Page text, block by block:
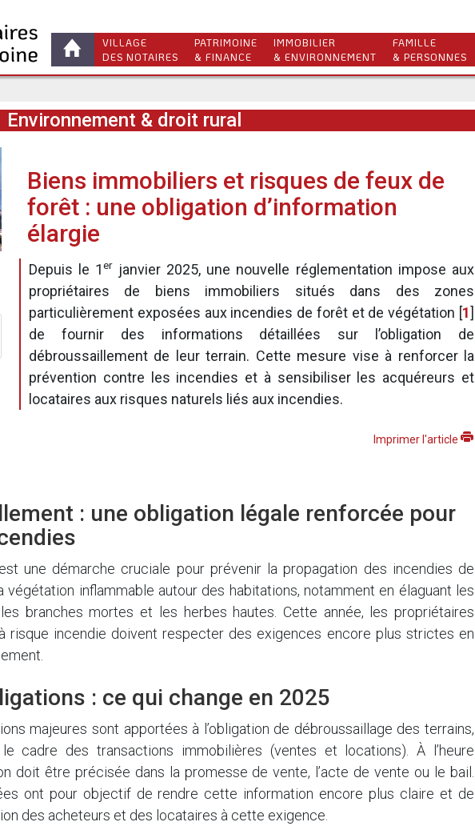
VILLAGE
DES NOTAIRES
PATRIMOINE
& FINANCE
IMMOBILIER
& ENVIRONNEMENT
FAMILLE
& PERSONNES
Environnement & droit rural
Biens immobiliers et risques de feux de
forêt : une obligation d’information
élargie
Depuis le 1erjanvier 2025, une nouvelle réglementation impose aux
propriétaires de biens immobiliers situés dans des zones
particulièrement exposées aux incendies de forêt et de végétation [1]
de fournir des informations détaillées sur l’obligation de
débroussaillement de leur terrain. Cette mesure vise à renforcer la
prévention contre les incendies et à sensibiliser les acquéreurs et
locataires aux risques naturels liés aux incendies.
Imprimer l'article
: une obligation légale renforcée pour
une démarche cruciale pour prévenir la propagation des incendies de
inflammable autour des habitations, notamment en élaguant les
branches mortes et les herbes hautes. Cette année, les propriétaires
risque incendie doivent respecter des exigences encore plus strictes en
: ce qui change en 2025
majeures sont apportées à l’obligation de débroussaillage des terrains,
cadre des transactions immobilières (ventes et locations). À l’heure
doit être précisée dans la promesse de vente, l’acte de vente ou le bail.
ont pour objectif de rendre cette information encore plus claire et de
des acheteurs et des locataires à cette exigence.